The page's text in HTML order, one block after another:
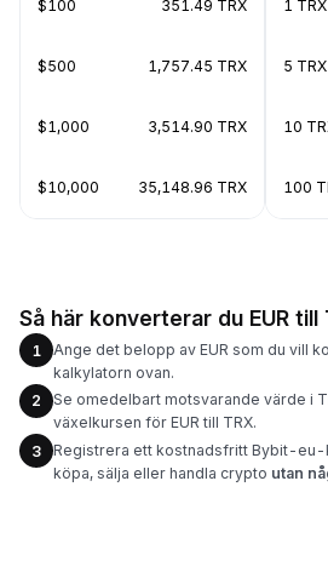
$100 351.49 TRX
$500 1,757.45 TRX
$1,000 3,514.90 TRX
$10,000 35,148.96 TRX
1 TRX
5 TRX
10
100
Så här konverterar du EUR
1
Ange det belopp av EUR som du vill
kalkylatorn ovan.
2
Se omedelbart motsvarande värde i
växelkursen för EUR till TRX.
3
Registrera ett kostnadsfritt Bybit-
köpa, sälja eller handla crypto utan